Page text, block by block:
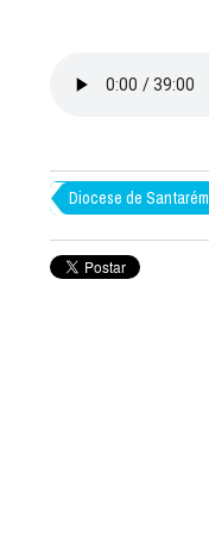
Diocese de Santarém